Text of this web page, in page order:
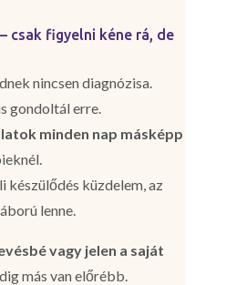
csak figyelni kéne rá, de
nincsen diagnózisa.
gondoltál erre.
minden nap másképp
készülődés küzdelem, az
lenne.
vagy jelen a saját
más van előrébb.